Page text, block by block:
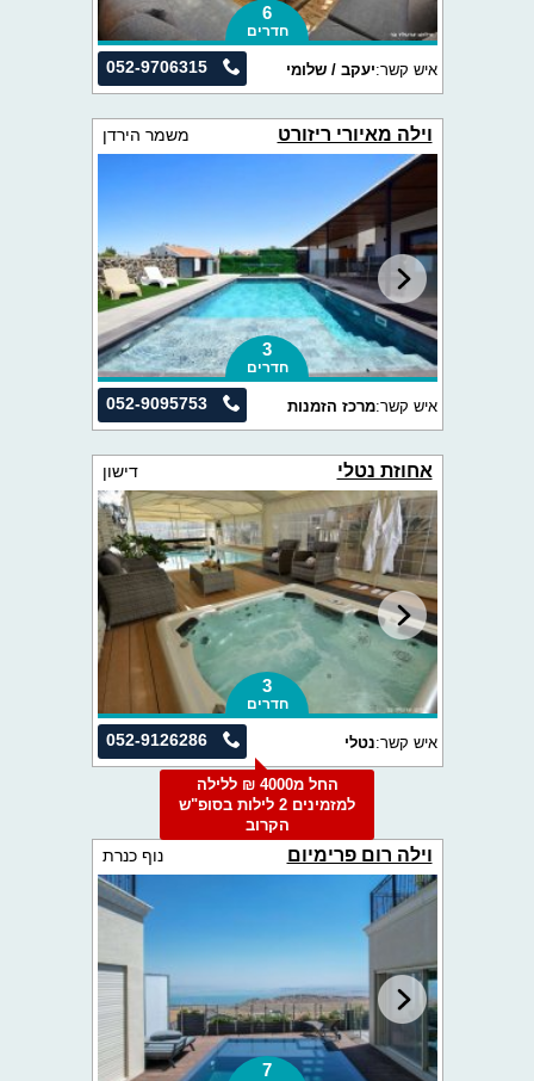
6
חדרים
052-9706315 איש קשר:יעקב / שלומי
וילה מאיורי ריזורט משמר הירדן
3
חדרים
052-9095753 איש קשר:מרכז הזמנות
אחוזת נטלי דישון
3
חדרים
052-9126286 איש קשר:נטלי
החל מ4000 ₪ ללילה
למזמינים 2 לילות בסופ"ש
הקרוב
וילה רום פרימיום נוף כנרת
7